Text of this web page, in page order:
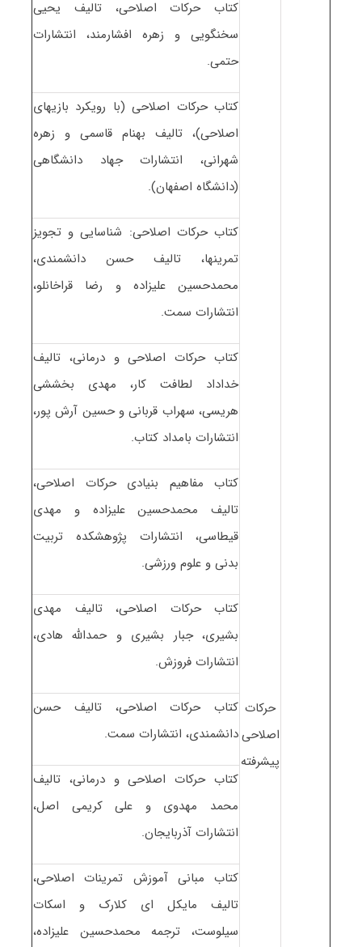
حرکات
اصلاحی
پیشرفته
کتاب حرکات اصلاحی، تالیف یحیی
سخنگویی و زهره افشارمند، انتشارات
حتمی.
کتاب حرکات اصلاحی (با رویکرد بازیهای
اصلاحی)، تالیف بهنام قاسمی و زهره
شهرانی، انتشارات جهاد دانشگاهی
(دانشگاه اصفهان).
کتاب حرکات اصلاحی: شناسایی و تجویز
تمرینها، تالیف حسن دانشمندی،
محمدحسین علیزاده و رضا قراخانلو،
انتشارات سمت.
کتاب حرکات اصلاحی و درمانی، تالیف
خداداد لطافت کار، مهدی بخششی
هریسی، سهراب قربانی و حسین آرش پور،
انتشارات بامداد کتاب.
کتاب مفاهیم بنیادی حرکات اصلاحی،
تالیف محمدحسین علیزاده و مهدی
قیطاسی، انتشارات پژوهشکده تربیت
بدنی و علوم ورزشی.
کتاب حرکات اصلاحی، تالیف مهدی
بشیری، جبار بشیری و حمدالله هادی،
انتشارات فروزش.
کتاب حرکات اصلاحی، تالیف حسن
دانشمندی، انتشارات سمت.
کتاب حرکات اصلاحی و درمانی، تالیف
محمد مهدوی و علی کریمی اصل،
انتشارات آذربایجان.
کتاب مبانی آموزش تمرینات اصلاحی،
تالیف مایکل ای کلارک و اسکات
سیلوست، ترجمه محمدحسین علیزاده،